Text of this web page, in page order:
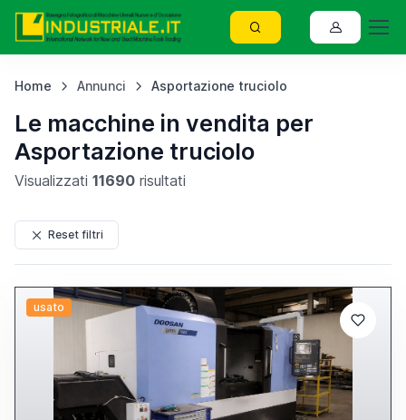
Home Annunci Asportazione truciolo
Le macchine in vendita per
Asportazione truciolo
Visualizzati 11690 risultati
Reset filtri
usato